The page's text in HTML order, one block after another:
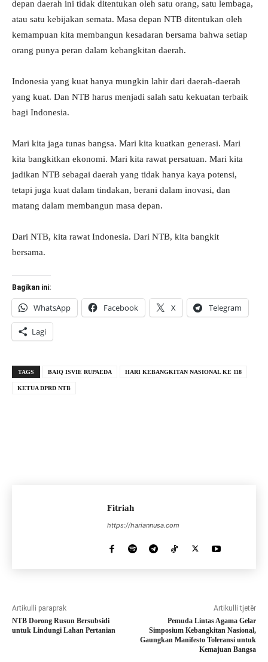
depan daerah ini tidak ditentukan oleh satu orang, satu lembaga,
atau satu kebijakan semata. Masa depan NTB ditentukan oleh
kemampuan kita membangun kesadaran bersama bahwa setiap
orang punya peran dalam kebangkitan daerah.
Indonesia yang kuat hanya mungkin lahir dari daerah-daerah
yang kuat. Dan NTB harus menjadi salah satu kekuatan terbaik
bagi Indonesia.
Mari kita jaga tunas bangsa. Mari kita kuatkan generasi. Mari
kita bangkitkan ekonomi. Mari kita rawat persatuan. Mari kita
jadikan NTB sebagai daerah yang tidak hanya kaya potensi,
tetapi juga kuat dalam tindakan, berani dalam inovasi, dan
matang dalam membangun masa depan.
Dari NTB, kita rawat Indonesia. Dari NTB, kita bangkit
bersama.
Bagikan ini:
WhatsApp Facebook X Telegram
Lagi
TAGS BAIQ ISVIE RUPAEDA HARI KEBANGKITAN NASIONAL KE 118
KETUA DPRD NTB
Fitriah
https://hariannusa.com
Artikulli paraprak
NTB Dorong Rusun Bersubsidi
untuk Lindungi Lahan Pertanian
Artikulli tjetër
Pemuda Lintas Agama Gelar
Simposium Kebangkitan Nasional,
Gaungkan Manifesto Toleransi untuk
Kemajuan Bangsa